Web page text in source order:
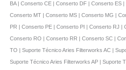
BA | Conserto CE | Conserto DF | Conserto ES
Conserto MT | Conserto MS | Conserto MG |
PR | Conserto PE | Conserto PI | Conserto RJ |
Conserto RO | Conserto RR | Conserto SC |
TO | Suporte Técnico Aries Filterworks AC |
Suporte Técnico Aries Filterworks AP | Suporte